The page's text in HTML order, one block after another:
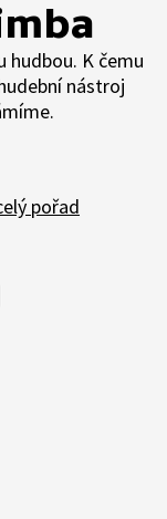
hudbou. K čemu
nástroj
pořad